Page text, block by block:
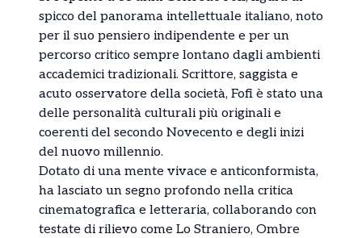
spicco del panorama intellettuale italiano, noto
per il suo pensiero indipendente e per un
percorso critico sempre lontano dagli ambienti
accademici tradizionali. Scrittore, saggista e
acuto osservatore della società, Fofi è stato una
delle personalità culturali più originali e
coerenti del secondo Novecento e degli inizi
del nuovo millennio.
Dotato di una mente vivace e anticonformista,
ha lasciato un segno profondo nella critica
cinematografica e letteraria, collaborando con
testate di rilievo come Lo Straniero, Ombre